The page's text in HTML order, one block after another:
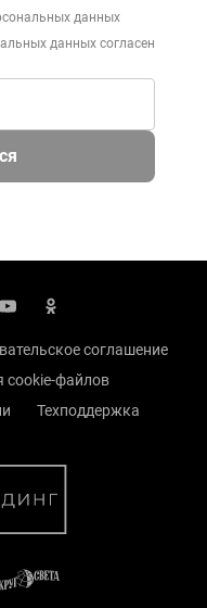
данных
данных согласен
соглашение
cookie-файлов
Техподдержка